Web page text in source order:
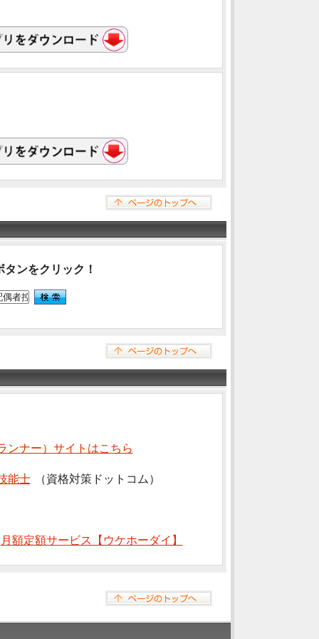
タンをクリック！
ンナー）サイトはこちら
能士 （資格対策ドットコム）
月額定額サービス【ウケホーダイ】